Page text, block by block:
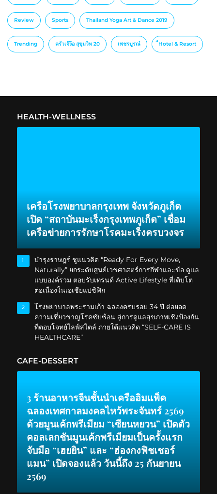
Review Sports Thailand Yoga Art & Dance 2019
Trending ครัวเจ๊ง้อ สุขุมวิท 20 เพชรบูรณ์ ็Hotel & Resort
HEALTH-WELLNESS
เครือโรงพยาบาลกรุงเทพ จังหวัดภูเก็ต
เปิด “สถาบันมะเร็งกรุงเทพภูเก็ต” เชื่อม
เครือข่ายการรักษาโรคมะเร็งครบวงจร
1
บำรุงราษฎร์ ชูแนวคิด “Ready For Every Move,
Naturally” ยกระดับศูนย์เวชศาสตร์การกีฬาและข้อ ดูแล
แบบองค์รวม ตอบรับเทรนด์ Active Lifestyle ที่เติบโต
ต่อเนื่องในเอเชียแปซิฟิก
2
โรงพยาบาลพระรามเก้า ฉลองครบรอบ 34 ปี ต่อยอด
ความเชี่ยวชาญโรคซับซ้อน สู่การดูแลสุขภาพเชิงป้องกัน
ที่ตอบโจทย์ไลฟ์สไตล์ ภายใต้แนวคิด “SELF-CARE IS
HEALTHCARE”
CAFE-DESSERT
3 ร้านอาหารจีนชั้นนำเครืออิมแพ็ค
ฉลองเทศกาลมงคลไหว้พระจันทร์ 2569
ด้วยมูนเค้กพรีเมียม “เซียนหยวน” เปิดตัว
คอลเลกชันมูนเค้กพรีเมียมเป็นครั้งแรก
จับมือ “เฮยยิน” และ “ฮ่องกงฟิชเชอร์
แมน” เปิดจองแล้ว วันนี้ถึง 25 กันยายน
2569